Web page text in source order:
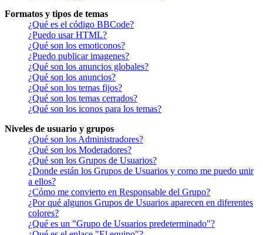
Formatos y tipos de temas
¿Qué es el código BBCode?
¿Puedo usar HTML?
¿Qué son los emoticonos?
¿Puedo publicar imagenes?
¿Qué son los anuncios globales?
¿Qué son los anuncios?
¿Qué son los temas fijos?
¿Qué son los temas cerrados?
¿Qué son los iconos para los temas?
Niveles de usuario y grupos
¿Qué son los Administradores?
¿Qué son los Moderadores?
¿Qué son los Grupos de Usuarios?
¿Donde están los Grupos de Usuarios y como me puedo unir
a ellos?
¿Cómo me convierto en Responsable del Grupo?
¿Por qué algunos Grupos de Usuarios aparecen en diferentes
colores?
¿Qué es un "Grupo de Usuarios predeterminado"?